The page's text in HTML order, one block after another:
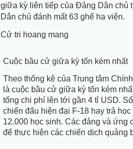
giữa kỳ liên tiếp của Đảng Dân chủ
Dân chủ đánh mất 63 ghế hạ viện.
Cử tri hoang mang
Cuộc bầu cử giữa kỳ tốn kém nhất
Theo thống kê của Trung tâm
là cuộc bầu cử giữa kỳ tốn kém
tổng chi phí lên tới gần 4 tỉ USD.
chiến đấu hiện đại F-18 hay trả
12.000 học sinh. Các đảng và
để thực hiện các chiến dịch quảng